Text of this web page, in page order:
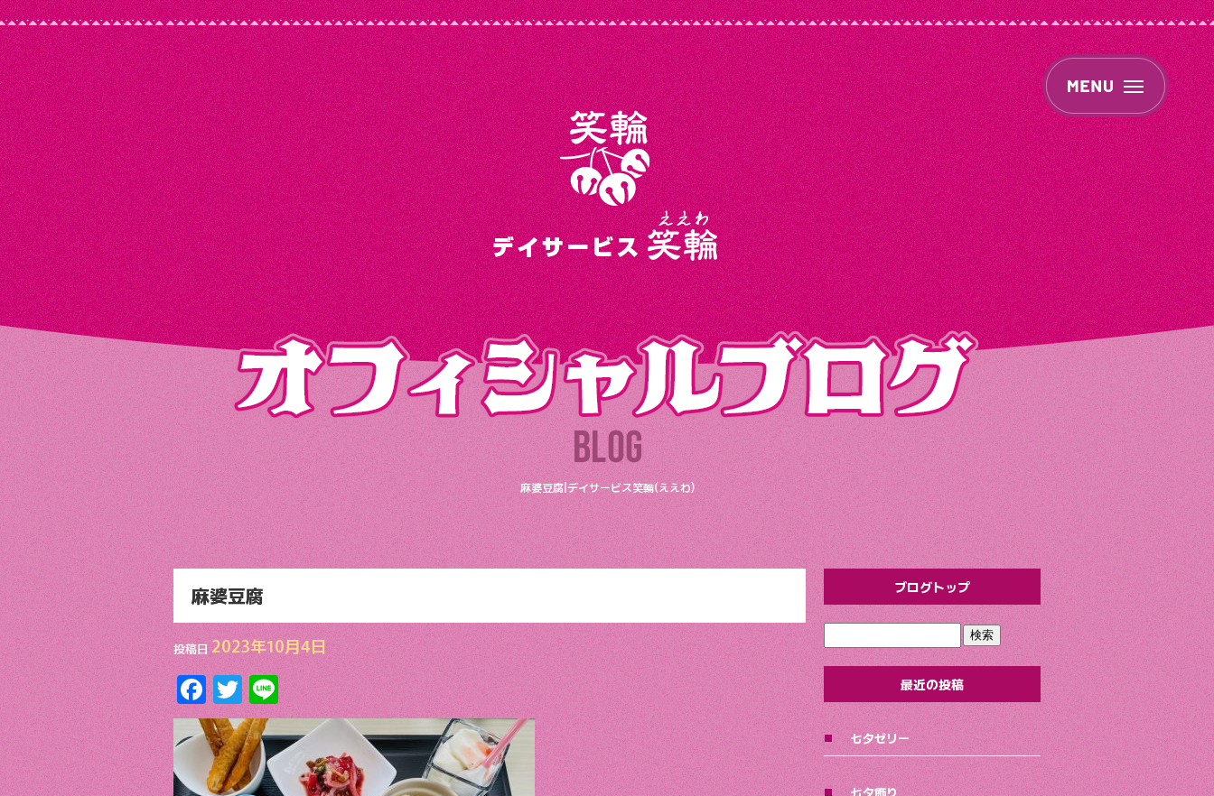
麻婆豆腐|デイサービス笑輪(ええわ)
麻婆豆腐
投稿日 2023年10月4日
F
ac
e
b
T
w
itt
er
Li
n
e
ブログトップ
最近の投稿
七夕ゼリー
七夕飾り